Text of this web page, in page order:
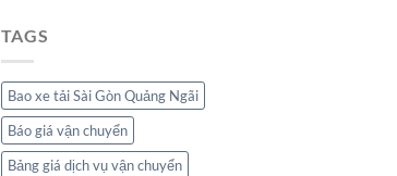
TAGS
Bao xe tải Sài Gòn Quảng Ngãi
Báo giá vận chuyển
Bảng giá dịch vụ vận chuyển